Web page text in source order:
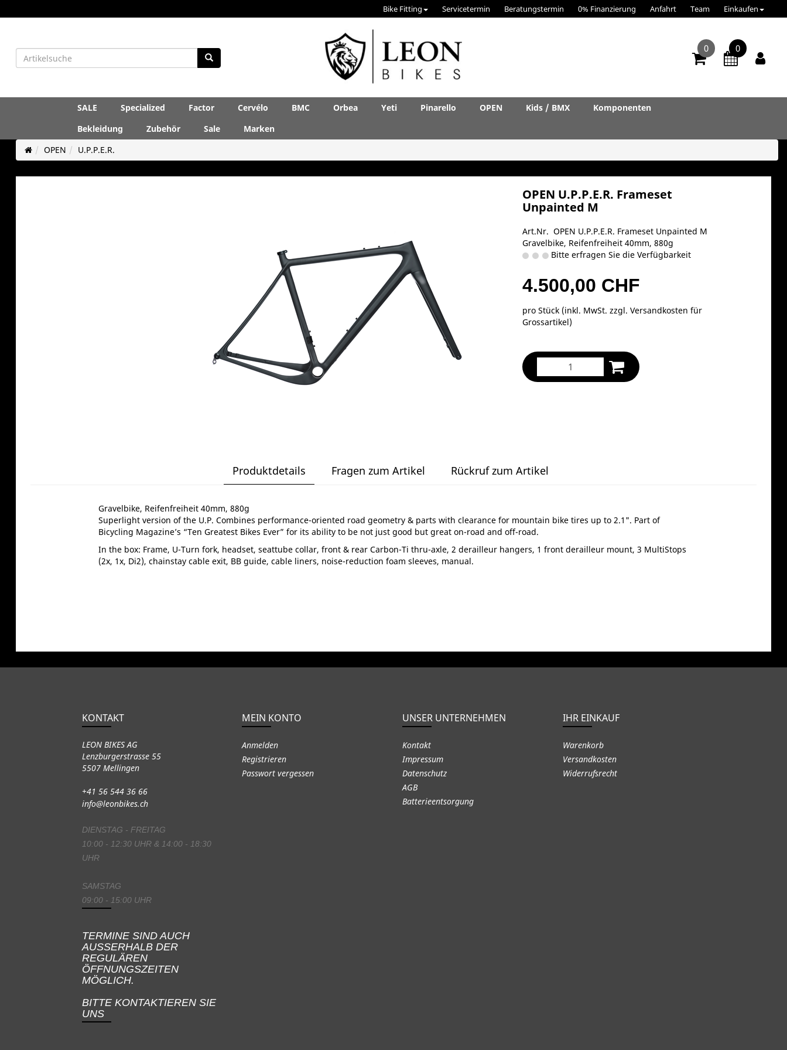
Bike Fitting Servicetermin Beratungstermin 0% Finanzierung Anfahrt Team Einkaufen
0 0
SALE Specialized Factor Cervélo BMC Orbea Yeti Pinarello OPEN Kids / BMX
Komponenten
Bekleidung
Zubehör Sale
Marken
OPEN
U.P.P.E.R.
OPEN U.P.P.E.R. Frameset
Unpainted M
Art.Nr. OPEN U.P.P.E.R. Frameset Unpainted M
Gravelbike, Reifenfreiheit 40mm, 880g
Bitte erfragen Sie die Verfügbarkeit
4.500,00 CHF
pro Stück (inkl. MwSt. zzgl.Versandkosten für
Grossartikel)
Produktdetails Fragen zum Artikel Rückruf zum Artikel
Gravelbike, Reifenfreiheit 40mm, 880g
Superlight version of the U.P. Combines performance-oriented road geometry & parts with clearance for mountain bike tires up to 2.1". Part of
Bicycling Magazine’s “Ten Greatest Bikes Ever” for its ability to be not just good but great on-road and off-road.
In the box: Frame, U-Turn fork, headset, seattube collar, front & rear Carbon-Ti thru-axle, 2 derailleur hangers, 1 front derailleur mount, 3 MultiStops
(2x, 1x, Di2), chainstay cable exit, BB guide, cable liners, noise-reduction foam sleeves, manual.
KONTAKT
LEON BIKES AG
Lenzburgerstrasse 55
5507 Mellingen
+41 56 544 36 66
info@leonbikes.ch
DIENSTAG - FREITAG
10:00 - 12:30 UHR & 14:00 - 18:30
UHR
SAMSTAG
09:00 - 15:00 UHR
TERMINE SIND AUCH
AUSSERHALB DER
REGULÄREN
ÖFFNUNGSZEITEN
MÖGLICH.
BITTE KONTAKTIEREN SIE
UNS
MEIN KONTO
Anmelden
Registrieren
Passwort vergessen
UNSER UNTERNEHMEN
Kontakt
Impressum
Datenschutz
AGB
Batterieentsorgung
IHR EINKAUF
Warenkorb
Versandkosten
Widerrufsrecht